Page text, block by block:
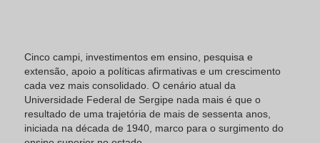
Cinco campi, investimentos em ensino, pesquisa e
extensão, apoio a políticas afirmativas e um crescimento
cada vez mais consolidado. O cenário atual da
Universidade Federal de Sergipe nada mais é que o
resultado de uma trajetória de mais de sessenta anos,
iniciada na década de 1940, marco para o surgimento do